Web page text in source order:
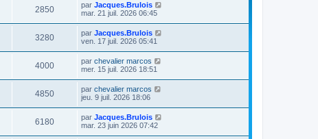
2850 par Jacques.Brulois
mar. 21 juil. 2026 06:45
3280 par Jacques.Brulois
ven. 17 juil. 2026 05:41
4000 par chevalier marcos
mer. 15 juil. 2026 18:51
4850 par chevalier marcos
jeu. 9 juil. 2026 18:06
6180 par Jacques.Brulois
mar. 23 juin 2026 07:42